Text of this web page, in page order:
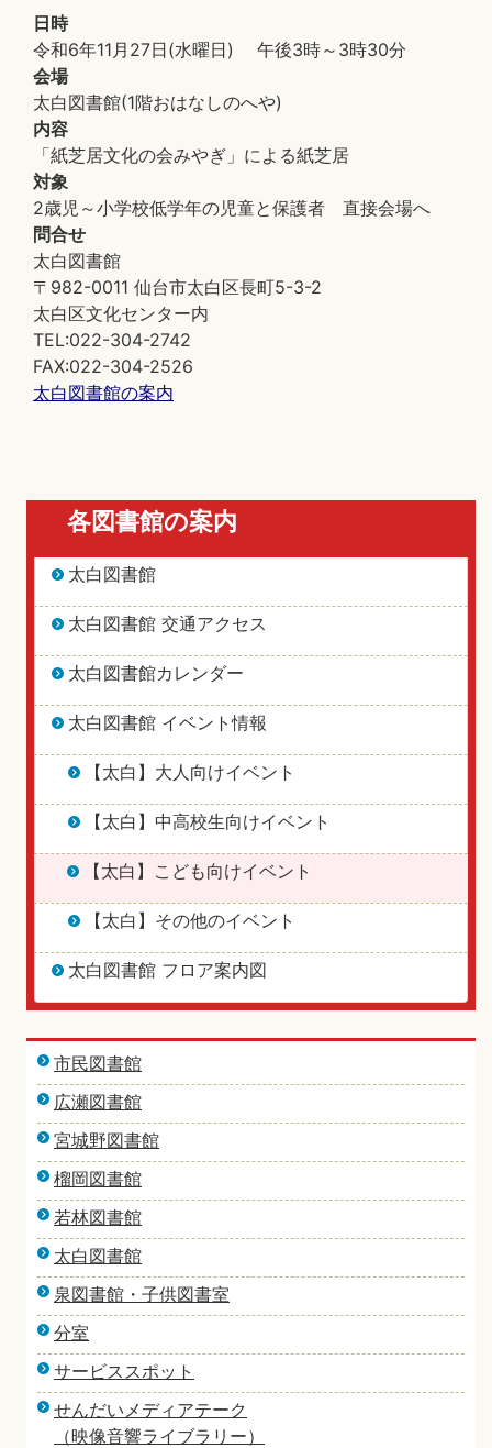
日時
令和6年11月27日(水曜日) 午後3時～3時30分
会場
太白図書館(1階おはなしのへや)
内容
「紙芝居文化の会みやぎ」による紙芝居
対象
2歳児～小学校低学年の児童と保護者 直接会場へ
問合せ
太白図書館
〒982-0011 仙台市太白区長町5-3-2
太白区文化センター内
TEL:022-304-2742
FAX:022-304-2526
太白図書館の案内
各図書館の案内
太白図書館
太白図書館 交通アクセス
太白図書館カレンダー
太白図書館 イベント情報
【太白】大人向けイベント
【太白】中高校生向けイベント
【太白】こども向けイベント
【太白】その他のイベント
太白図書館 フロア案内図
市民図書館
広瀬図書館
宮城野図書館
榴岡図書館
若林図書館
太白図書館
泉図書館・子供図書室
分室
サービススポット
せんだいメディアテーク
（映像音響ライブラリー）